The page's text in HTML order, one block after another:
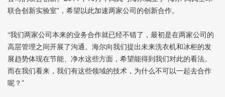
联合创新实验室”，希望以此加速两家公司的创新合作。
“我们两家公司本来的业务合作就已经不错了，最初是在两家公司的
高层管理之间开展了沟通。海尔向我们提出未来洗衣机和冰柜的发
展趋势体现在节能、净水这些方面，希望能得到我们对此的看法。
而在我们看来，我们有这些领域的技术，为什么不可以一起去合作
呢？”